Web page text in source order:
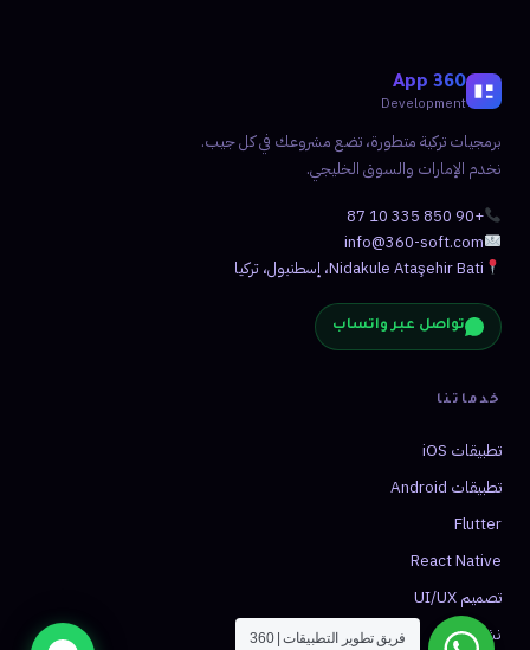
360 App
Development
برمجيات تركية متطورة، تضع مشروعك في كل جيب.
نخدم الإمارات والسوق الخليجي.
+90 850 335 10 87
info@360-soft.com
Nidakule Ataşehir Bati، إسطنبول، تركيا
تواصل عبر واتساب
خدماتنا
تطبيقات iOS
تطبيقات Android
Flutter
React Native
تصميم UI/UX
نشر التطبيق
فريق تطوير التطبيقات | 360